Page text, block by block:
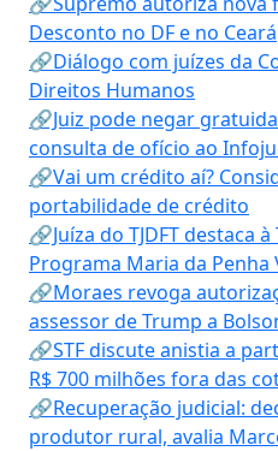
Desconto no DF e no Ceará
🔗Diálogo com juízes da
Direitos Humanos
🔗Juiz pode negar
consulta de ofício ao
🔗Vai um crédito aí?
portabilidade de crédito
🔗Juíza do TJDFT destaca
Programa Maria da Penha
🔗Moraes revoga
assessor de Trump a
🔗STF discute anistia a
R$ 700 milhões fora das
🔗Recuperação judicial:
produtor rural, avalia